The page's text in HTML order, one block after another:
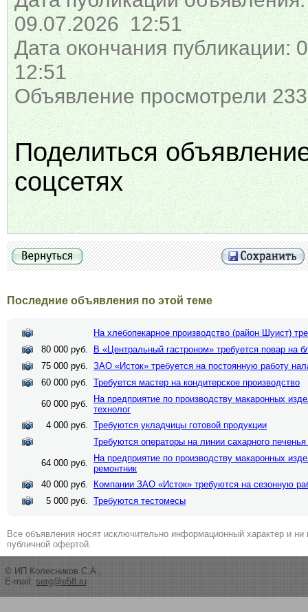
09.07.2026 12:51
Дата окончания публикации:
12:51
Объявление просмотрели
Поделиться
соцсетях
Последние объявления по этой теме
На хлебопекарное производство (район Шуист)
80 000 руб.
В «Центральный гастроном» требуется повар на
75 000 руб. ЗАО «Исток» требуется на постоянную работу
60 000 руб. Требуется мастер на кондитерское производство
60 000 руб.
На предприятие по производству макаронных
технолог
4 000 руб. Требуются укладчицы готовой продукции
Требуются операторы на линии сахарного
64 000 руб.
На предприятие по производству макаронных
ремонтник
40 000 руб.
Компании ЗАО «Исток» требуются на сезонную
5 000 руб. Требуются тестомесы
Все объявления носят исключительно информационный характер и ни
публичной офертой.
© ИП Колесников С.А.,
E-mail: serg@e58.ru